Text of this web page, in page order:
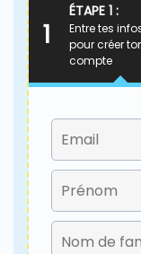
1
ÉTAPE 1 :
Entre tes
pour créer
compte